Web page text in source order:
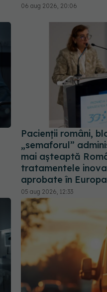
06 aug 2026, 20:06
Pacienții români,
„semaforul”
mai așteaptă
tratamentele
aprobate în Europa
05 aug 2026, 12:33